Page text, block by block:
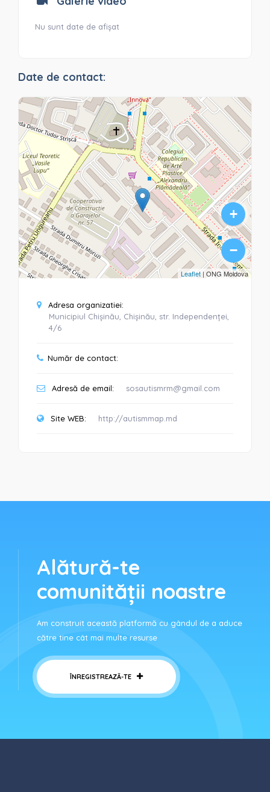
Nu sunt date de afișat
Date de contact:
+
−
Leaflet| ONG Moldova
Adresa organizatiei:
Municipiul Chișinău, Chișinău, str. Independenței,
4/6
Număr de contact:
Adresă de email: sosautismrm@gmail.com
Site WEB: http://autismmap.md
Alătură-te
comunității noastre
Am construit această platformă cu gândul de a aduce
către tine cât mai multe resurse
ÎNREGISTREAZĂ-TE